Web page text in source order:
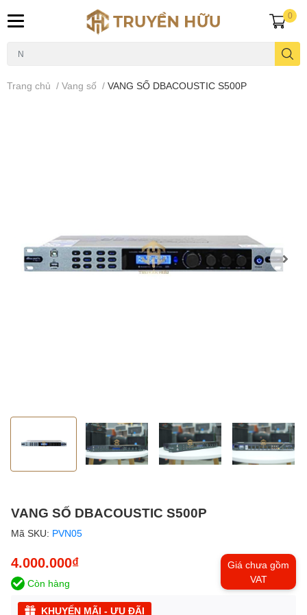
0
Trang chủ / Vang số / VANG SỐ DBACOUSTIC S500P
VANG SỐ DBACOUSTIC S500P
Mã SKU: PVN05
4.000.000₫
Giá chưa gồm
VAT
Còn hàng
KHUYẾN MÃI - ƯU ĐÃI